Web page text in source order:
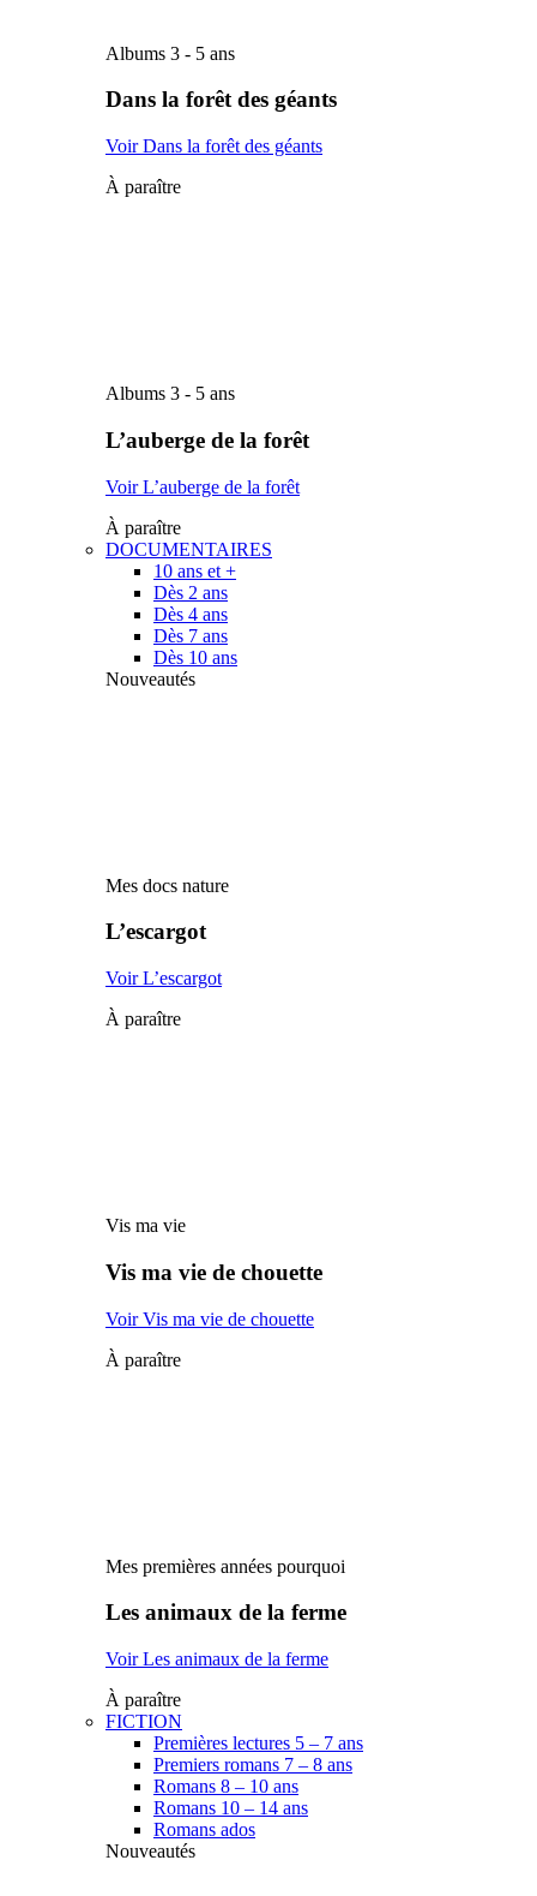
Albums 3 - 5 ans
Dans la forêt des géants
Voir Dans la forêt des géants
À paraître
Albums 3 - 5 ans
L’auberge de la forêt
Voir L’auberge de la forêt
À paraître
DOCUMENTAIRES
10 ans et +
Dès 2 ans
Dès 4 ans
Dès 7 ans
Dès 10 ans
Nouveautés
Mes docs nature
L’escargot
Voir L’escargot
À paraître
Vis ma vie
Vis ma vie de chouette
Voir Vis ma vie de chouette
À paraître
Mes premières années pourquoi
Les animaux de la ferme
Voir Les animaux de la ferme
À paraître
FICTION
Premières lectures 5 – 7 ans
Premiers romans 7 – 8 ans
Romans 8 – 10 ans
Romans 10 – 14 ans
Romans ados
Nouveautés